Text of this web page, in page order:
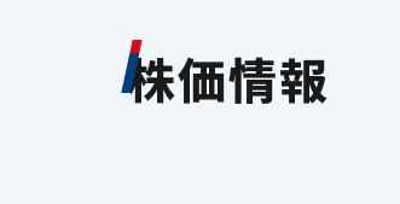
株価情報